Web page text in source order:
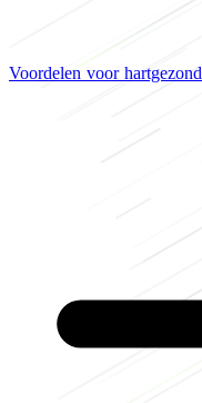
Voordelen voor